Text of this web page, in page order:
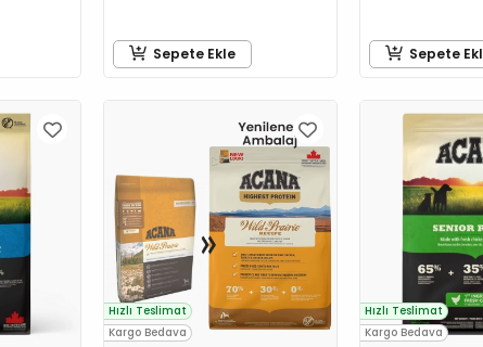
Sepete Ekle Sepete
Kargo Bedava
Hızlı Teslimat
Kargo Bedava
Hızlı Teslimat